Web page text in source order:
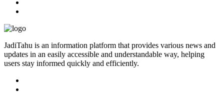
JadiTahu is an information platform that provides various news and
updates in an easily accessible and understandable way, helping
users stay informed quickly and efficiently.